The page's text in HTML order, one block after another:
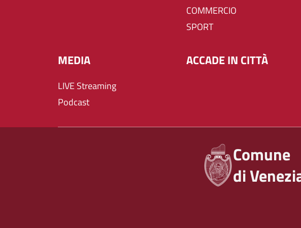
COMMERCIO
SPORT
MEDIA
LIVE Streaming
Podcast
ACCADE IN CITTÀ
Comune
di